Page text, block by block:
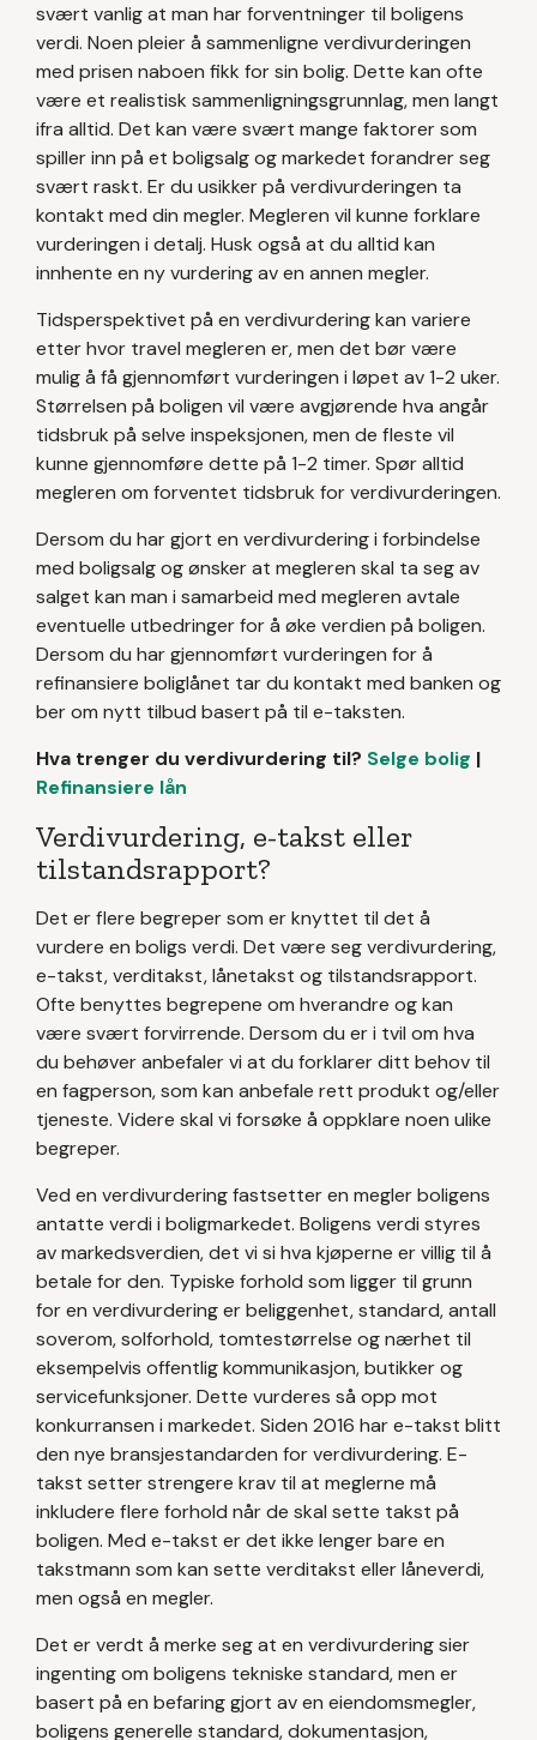
svært vanlig at man har forventninger til boligens
verdi. Noen pleier å sammenligne verdivurderingen
med prisen naboen fikk for sin bolig. Dette kan ofte
være et realistisk sammenligningsgrunnlag, men langt
ifra alltid. Det kan være svært mange faktorer som
spiller inn på et boligsalg og markedet forandrer seg
svært raskt. Er du usikker på verdivurderingen ta
kontakt med din megler. Megleren vil kunne forklare
vurderingen i detalj. Husk også at du alltid kan
innhente en ny vurdering av en annen megler.
Tidsperspektivet på en verdivurdering kan variere
etter hvor travel megleren er, men det bør være
mulig å få gjennomført vurderingen i løpet av 1-2 uker.
Størrelsen på boligen vil være avgjørende hva angår
tidsbruk på selve inspeksjonen, men de fleste vil
kunne gjennomføre dette på 1-2 timer. Spør alltid
megleren om forventet tidsbruk for verdivurderingen.
Dersom du har gjort en verdivurdering i forbindelse
med boligsalg og ønsker at megleren skal ta seg av
salget kan man i samarbeid med megleren avtale
eventuelle utbedringer for å øke verdien på boligen.
Dersom du har gjennomført vurderingen for å
refinansiere boliglånet tar du kontakt med banken og
ber om nytt tilbud basert på til e-taksten.
Hva trenger du verdivurdering til? Selge bolig |
Refinansiere lån
Verdivurdering, e-takst eller
tilstandsrapport?
Det er flere begreper som er knyttet til det å
vurdere en boligs verdi. Det være seg verdivurdering,
e-takst, verditakst, lånetakst og tilstandsrapport.
Ofte benyttes begrepene om hverandre og kan
være svært forvirrende. Dersom du er i tvil om hva
du behøver anbefaler vi at du forklarer ditt behov til
en fagperson, som kan anbefale rett produkt og/eller
tjeneste. Videre skal vi forsøke å oppklare noen ulike
begreper.
Ved en verdivurdering fastsetter en megler boligens
antatte verdi i boligmarkedet. Boligens verdi styres
av markedsverdien, det vi si hva kjøperne er villig til å
betale for den. Typiske forhold som ligger til grunn
for en verdivurdering er beliggenhet, standard, antall
soverom, solforhold, tomtestørrelse og nærhet til
eksempelvis offentlig kommunikasjon, butikker og
servicefunksjoner. Dette vurderes så opp mot
konkurransen i markedet. Siden 2016 har e-takst blitt
den nye bransjestandarden for verdivurdering. E-
takst setter strengere krav til at meglerne må
inkludere flere forhold når de skal sette takst på
boligen. Med e-takst er det ikke lenger bare en
takstmann som kan sette verditakst eller låneverdi,
men også en megler.
Det er verdt å merke seg at en verdivurdering sier
ingenting om boligens tekniske standard, men er
basert på en befaring gjort av en eiendomsmegler,
boligens generelle standard, dokumentasjon,